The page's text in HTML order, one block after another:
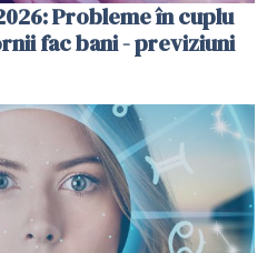
Probleme în cuplu
fac bani - previziuni